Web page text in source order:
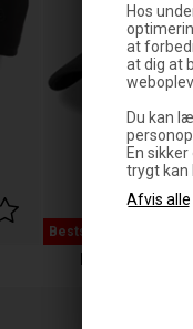
Hos
at
at dig at
Du kan
En
trygt kan
Bestseller
New Era